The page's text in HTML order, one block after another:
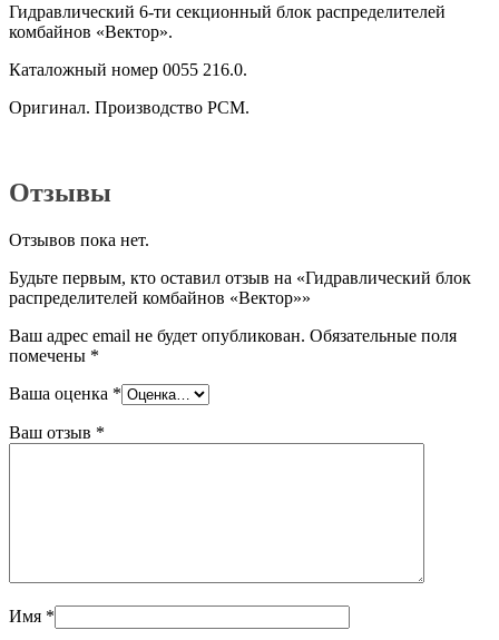
Гидравлический 6-ти секционный блок распределителей
комбайнов «Вектор».
Каталожный номер 0055 216.0.
Оригинал. Производство РСМ.
Отзывы
Отзывов пока нет.
Будьте первым, кто оставил отзыв на «Гидравлический блок
распределителей комбайнов «Вектор»»
Ваш адрес email не будет опубликован. Обязательные поля
помечены *
Ваша оценка *
Ваш отзыв *
Имя *